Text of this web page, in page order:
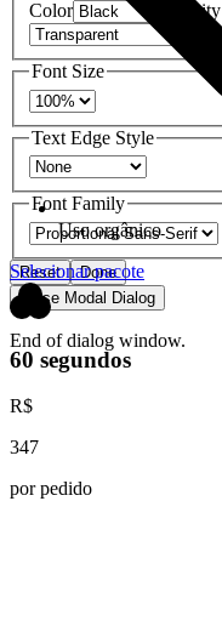
Color
Opacity
Font Size
Text Edge Style
Font Family
Reset
Done
Close Modal Dialog
End of dialog window.
Uso orgânico
Selecionar pacote
60 segundos
R$
347
por pedido